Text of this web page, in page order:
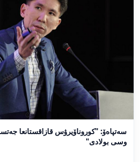
سەتپاەۆ: "كوروناۆيرۋس قازاقستانعا
وسى بولادى"